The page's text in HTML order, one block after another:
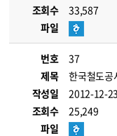
조회수
33,587
파일
번호
37
제목
한국철도공
작성일
2012-12-23
조회수
25,249
파일